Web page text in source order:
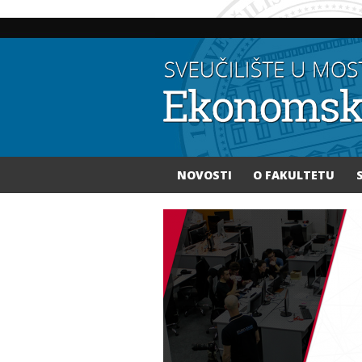
NOVOSTI O FAKULTETU
Vi ste ovdje